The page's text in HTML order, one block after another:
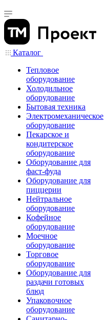
Каталог
Тепловое
оборудование
Холодильное
оборудование
Бытовая техника
Электромеханическое
оборудование
Пекарское и
кондитерское
оборудование
Оборудование для
фаст-фуда
Оборудование для
пиццерии
Нейтральное
оборудование
Кофейное
оборудование
Моечное
оборудование
Торговое
оборудование
Оборудование для
раздачи готовых
блюд
Упаковочное
оборудование